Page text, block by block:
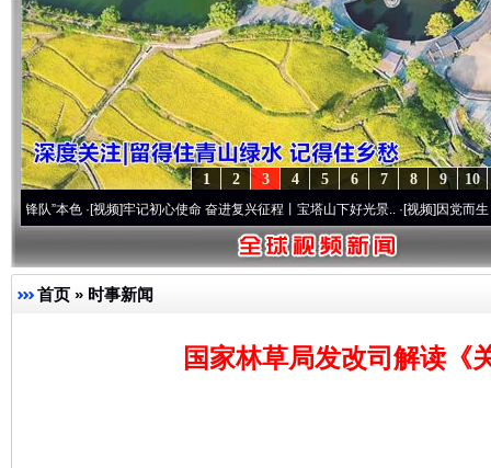
10
9
8
7
6
5
4
3
2
1
·[视频]牢记初心使命 奋进复兴征程丨宝塔山下好光景..·[视频]因党而生 为党而战
首页 » 时事新闻
国家林草局发改司解读《